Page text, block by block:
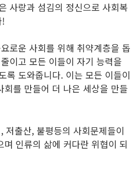
사랑과 섬김의 정신으로 사회복
로운 사회를 위해 취약계층을 돕
이고 모든 이들이 자기 능력을
록 도와줍니다. 이는 모든 이들이
회를 만들어 더 나은 세상을 만들
저출산, 불평등의 사회문제들이
며 인류의 삶에 커다란 위협이 되